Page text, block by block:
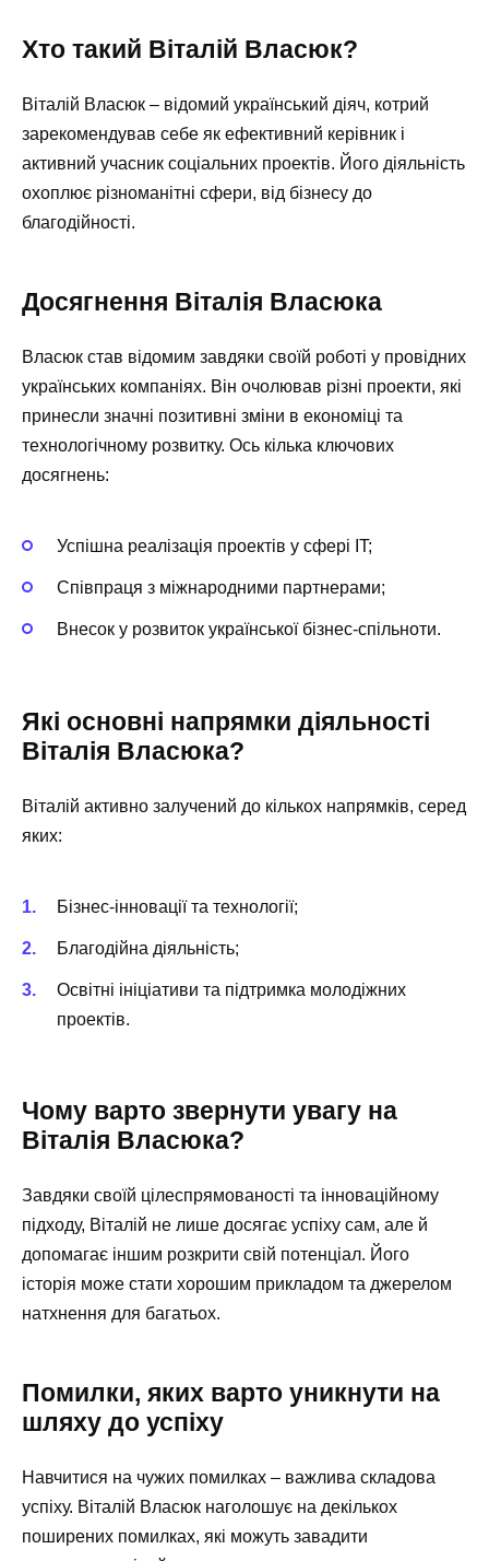
Хто такий Віталій Власюк?
Віталій Власюк – відомий український діяч, котрий
зарекомендував себе як ефективний керівник і
активний учасник соціальних проектів. Його діяльність
охоплює різноманітні сфери, від бізнесу до
благодійності.
Досягнення Віталія Власюка
Власюк став відомим завдяки своїй роботі у провідних
українських компаніях. Він очолював різні проекти, які
принесли значні позитивні зміни в економіці та
технологічному розвитку. Ось кілька ключових
досягнень:
Успішна реалізація проектів у сфері IT;
Співпраця з міжнародними партнерами;
Внесок у розвиток української бізнес-спільноти.
Які основні напрямки діяльності
Віталія Власюка?
Віталій активно залучений до кількох напрямків, серед
яких:
Бізнес-інновації та технології;
Благодійна діяльність;
Освітні ініціативи та підтримка молодіжних
проектів.
Чому варто звернути увагу на
Віталія Власюка?
Завдяки своїй цілеспрямованості та інноваційному
підходу, Віталій не лише досягає успіху сам, але й
допомагає іншим розкрити свій потенціал. Його
історія може стати хорошим прикладом та джерелом
натхнення для багатьох.
Помилки, яких варто уникнути на
шляху до успіху
Навчитися на чужих помилках – важлива складова
успіху. Віталій Власюк наголошує на декількох
поширених помилках, які можуть завадити